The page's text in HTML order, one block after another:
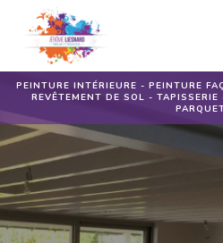
PEINTURE INTÉRIEURE - PEINTURE
REVÊTEMENT DE SOL -